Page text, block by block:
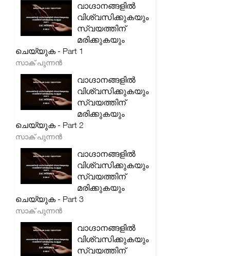
വാഗ്ദാനങ്ങളിൽ
വിശ്വസിക്കുകയും
സ്വയത്തിന്
മരിക്കുകയും
ചെയ്യുക - Part 1
സാക് പുന്നൻ
വാഗ്ദാനങ്ങളിൽ
വിശ്വസിക്കുകയും
സ്വയത്തിന്
മരിക്കുകയും
ചെയ്യുക - Part 2
സാക് പുന്നൻ
വാഗ്ദാനങ്ങളിൽ
വിശ്വസിക്കുകയും
സ്വയത്തിന്
മരിക്കുകയും
ചെയ്യുക - Part 3
സാക് പുന്നൻ
വാഗ്ദാനങ്ങളിൽ
വിശ്വസിക്കുകയും
സ്വയത്തിന്